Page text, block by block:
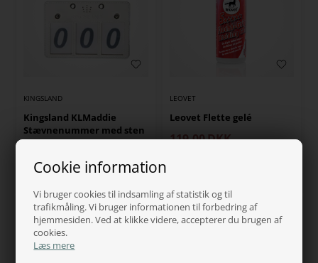
Cookie information
Vi bruger cookies til indsamling af statistik og til
trafikmåling. Vi bruger informationen til forbedring af
hjemmesiden. Ved at klikke videre, accepterer du brugen af
cookies.
Læs mere
KINGSLAND
Kingsland KLMaddie
Stævnenummer med sten
LEOVET
Leovet Flette gelé
119,00DKK